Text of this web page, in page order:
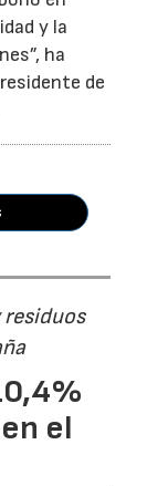
y la
ha
de
residuos
el